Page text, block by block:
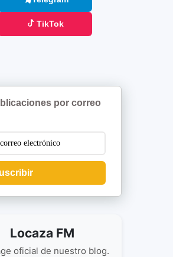
TikTok
por correo
Locaza FM
oficial de nuestro blog.